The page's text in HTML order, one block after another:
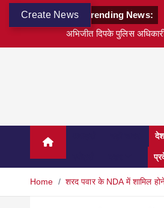
Create News
Trending News:
अभिजीत दिपके पुलिस
Home शरद पवार के NDA में शामिल